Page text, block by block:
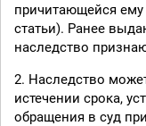
причитающейся ему
статьи). Ранее
наследство
2. Наследство
истечении срока,
обращения в суд